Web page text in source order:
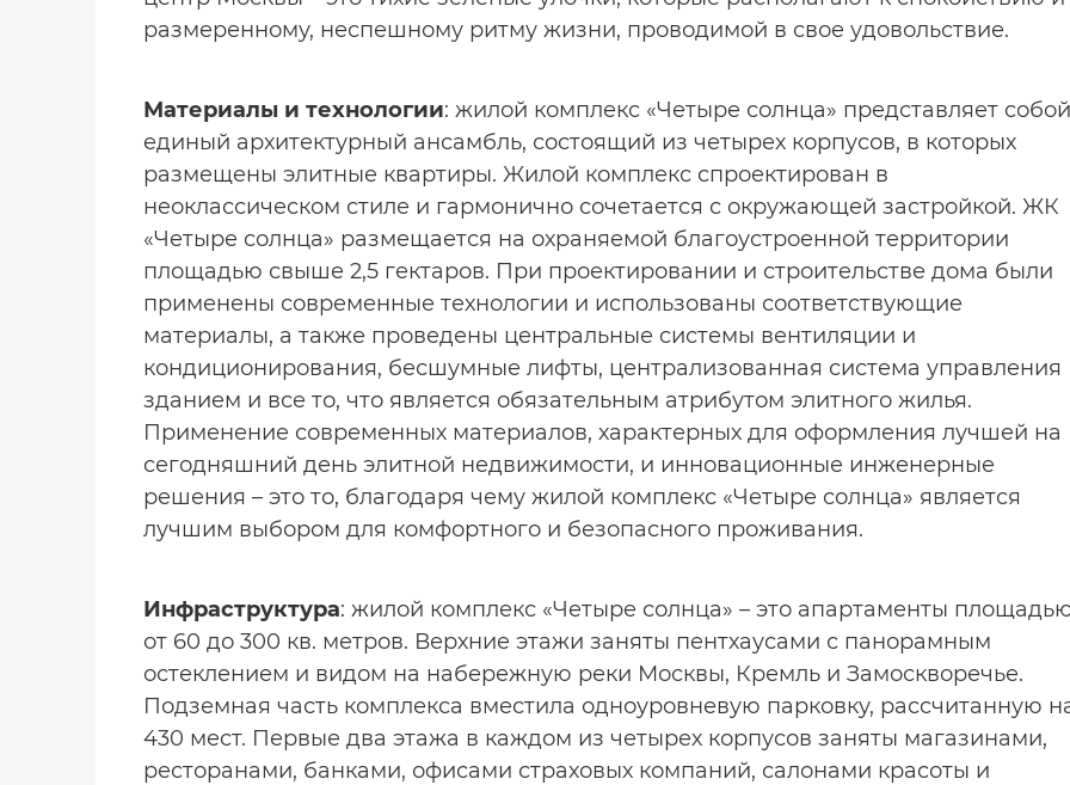
размеренному, неспешному ритму жизни, проводимой в свое удовольствие.
Материалы и технологии: жилой комплекс «Четыре солнца» представляет собой
единый архитектурный ансамбль, состоящий из четырех корпусов, в которых
размещены элитные квартиры. Жилой комплекс спроектирован в
неоклассическом стиле и гармонично сочетается с окружающей застройкой. ЖК
«Четыре солнца» размещается на охраняемой благоустроенной территории
площадью свыше 2,5 гектаров. При проектировании и строительстве дома были
применены современные технологии и использованы соответствующие
материалы, а также проведены центральные системы вентиляции и
кондиционирования, бесшумные лифты, централизованная система управления
зданием и все то, что является обязательным атрибутом элитного жилья.
Применение современных материалов, характерных для оформления лучшей на
сегодняшний день элитной недвижимости, и инновационные инженерные
решения – это то, благодаря чему жилой комплекс «Четыре солнца» является
лучшим выбором для комфортного и безопасного проживания.
Инфраструктура: жилой комплекс «Четыре солнца» – это апартаменты
от 60 до 300 кв. метров. Верхние этажи заняты пентхаусами с панорамным
остеклением и видом на набережную реки Москвы, Кремль и Замоскворечье.
Подземная часть комплекса вместила одноуровневую парковку, рассчитанную
430 мест. Первые два этажа в каждом из четырех корпусов заняты магазинами,
ресторанами, банками, офисами страховых компаний, салонами красоты и